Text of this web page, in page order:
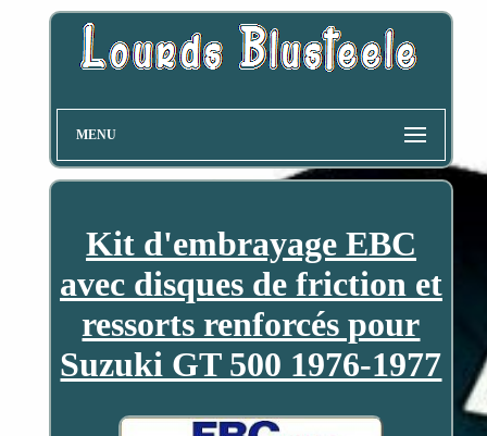
MENU
Kit d'embrayage EBC
avec disques de friction et
ressorts renforcés pour
Suzuki GT 500 1976-1977